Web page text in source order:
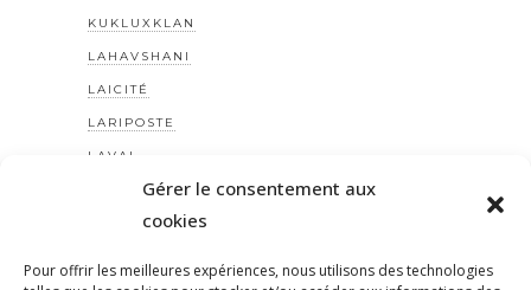
Gérer le consentement aux
cookies
Pour offrir les meilleures expériences, nous utilisons des technologies
KUKLUXKLAN
LAHAVSHANI
LAICITÉ
LARIPOSTE
LAVAL
LE PEN